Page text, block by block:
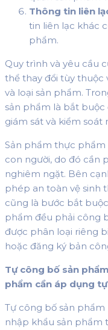
Thông tin liên
tin liên lạc khác
phẩm.
Quy trình và yêu cầu
thể thay đổi tùy thuộc
và loại sản phẩm.
sản phẩm là bắt
giám sát và kiểm
Sản phẩm thực
con người, do đó cần
nghiêm ngặt. Bên
phép an toàn vệ sinh
cũng là bước bắt
phẩm đều phải công
được phân loại riêng
hoặc đăng ký bản
Tự công bố sản
phẩm cần áp dụng
Tự công bố sản
nhập khẩu sản phẩm